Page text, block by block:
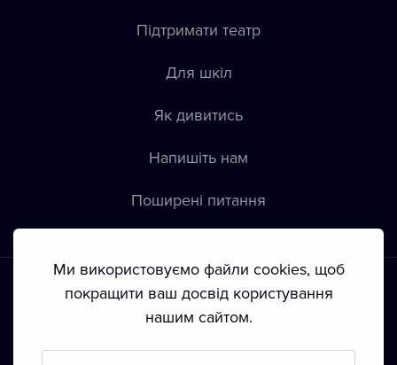
Підтримати театр
Для шкіл
Як дивитись
Напишіть нам
Пoширені питання
Положення й умови • Конфіденційність • Автoрські права
Ми використовуємо файли cookies, щоб
покращити ваш досвід користування
нашим сайтом.